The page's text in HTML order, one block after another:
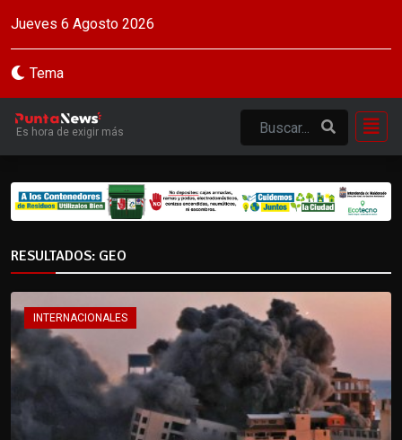
Jueves 6 Agosto 2026
Tema
Es hora de exigir más
RESULTADOS: GEO
INTERNACIONALES